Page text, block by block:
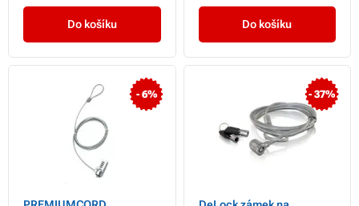
Do košíku Do košíku
- 6% - 37%